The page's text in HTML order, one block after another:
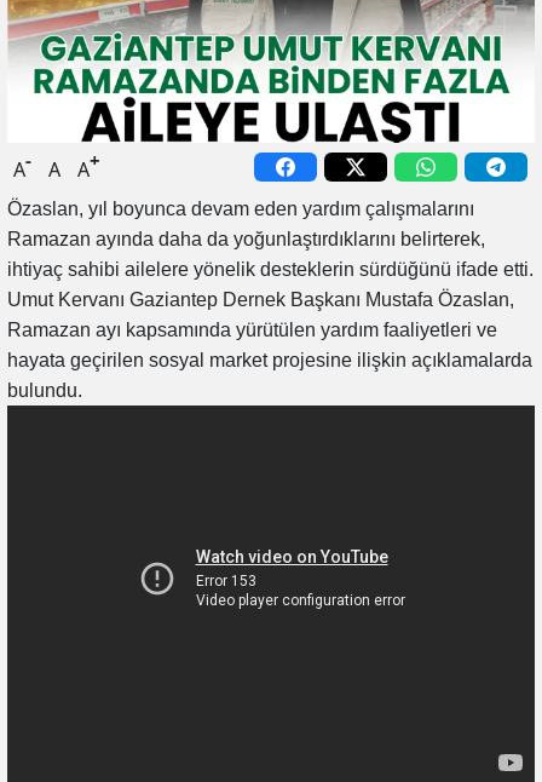
A- A A+
Özaslan, yıl boyunca devam eden yardım çalışmalarını
Ramazan ayında daha da yoğunlaştırdıklarını belirterek,
ihtiyaç sahibi ailelere yönelik desteklerin sürdüğünü ifade etti.
Umut Kervanı Gaziantep Dernek Başkanı Mustafa Özaslan,
Ramazan ayı kapsamında yürütülen yardım faaliyetleri ve
hayata geçirilen sosyal market projesine ilişkin açıklamalarda
bulundu.